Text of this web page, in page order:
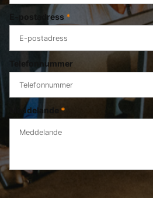
E-postadress *
Telefonnummer
Meddelande *